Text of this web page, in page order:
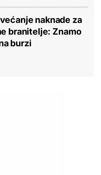
naknade za
branitelje: Znamo
burzi